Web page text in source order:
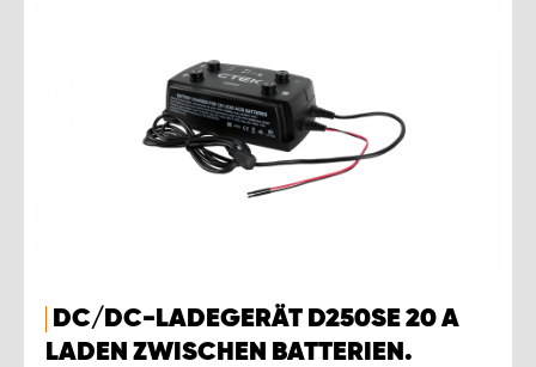
DC/DC-LADEGERÄT D250SE 20 A
LADEN ZWISCHEN BATTERIEN.